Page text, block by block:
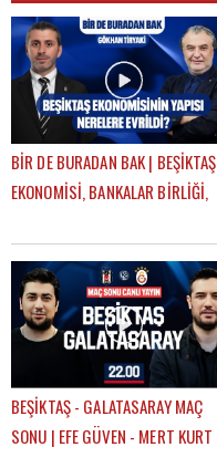
BİR DE BURADAN BAK | BEŞİKTAŞ
EKONOMİSİ, BANKALAR BİRLİĞİ,
GÖKHAN TİRYAKİ
BEŞİKTAŞ - GALATASARAY MAÇ
SONU | EFE GÜVEN - MERT KURT